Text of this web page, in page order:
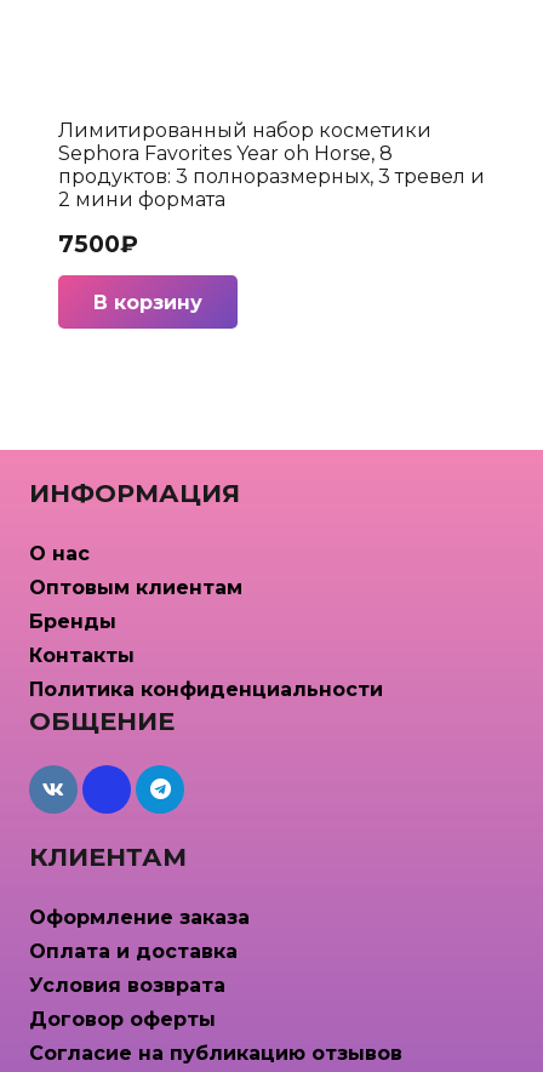
Лимитированный набор косметики
Sephora Favorites Year oh Horse, 8
продуктов: 3 полноразмерных, 3 тревел и
2 мини формата
7500₽
В корзину
КЛИЕНТАМ
Оформление заказа
Оплата и доставка
Условия возврата
Договор оферты
Согласие на публикацию отзывов
ОБЩЕНИЕ
maxcdn
ИНФОРМАЦИЯ
О нас
Оптовым клиентам
Бренды
Контакты
Политика конфиденциальности